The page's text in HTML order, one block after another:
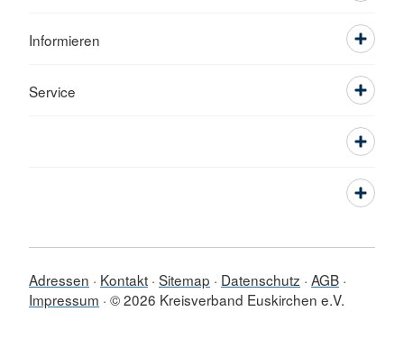
Informieren
Service
Adressen Kontakt Sitemap Datenschutz AGB
Impressum © 2026 Kreisverband Euskirchen e.V.